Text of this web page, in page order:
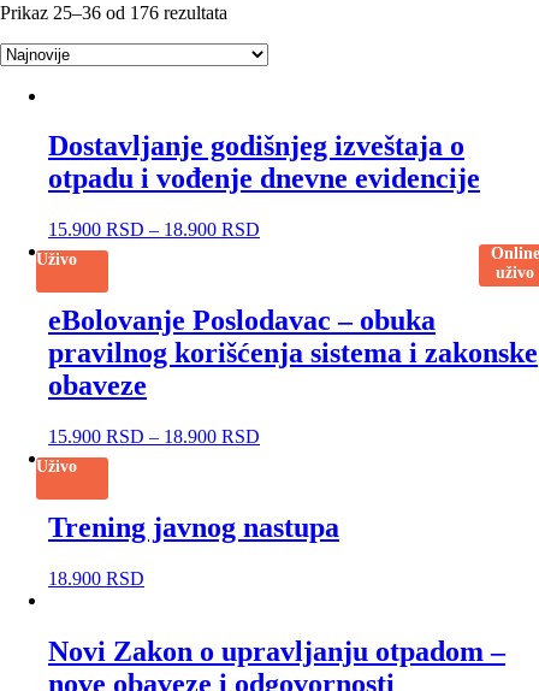
Prikaz 25–36 od 176 rezultata
Dostavljanje godišnjeg izveštaja o
otpadu i vođenje dnevne evidencije
15.900 RSD – 18.900 RSD
Uživo
Online
uživo
eBolovanje Poslodavac – obuka
pravilnog korišćenja sistema i zakonske
obaveze
15.900 RSD – 18.900 RSD
Uživo
Trening javnog nastupa
18.900 RSD
Novi Zakon o upravljanju otpadom –
nove obaveze i odgovornosti